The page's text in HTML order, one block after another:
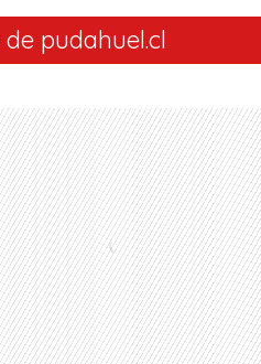
de pudahuel.cl